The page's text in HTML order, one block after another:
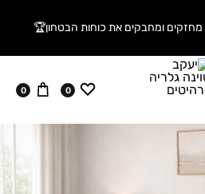
מחזקים ומחבקים את כוחות הבטחון🏆
ווישליסט
0 עגלה
0